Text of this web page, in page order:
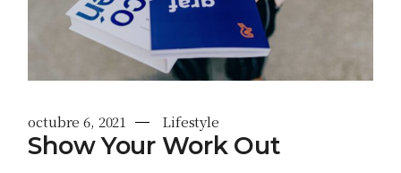
octubre 6, 2021 Lifestyle
Show Your Work Out